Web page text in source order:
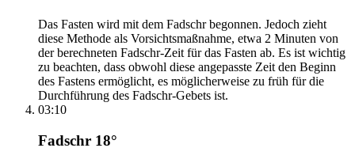
Das Fasten wird mit dem Fadschr begonnen. Jedoch zieht
diese Methode als Vorsichtsmaßnahme, etwa 2 Minuten von
der berechneten Fadschr-Zeit für das Fasten ab. Es ist wichtig
zu beachten, dass obwohl diese angepasste Zeit den Beginn
des Fastens ermöglicht, es möglicherweise zu früh für die
Durchführung des Fadschr-Gebets ist.
03:10
Fadschr 18°